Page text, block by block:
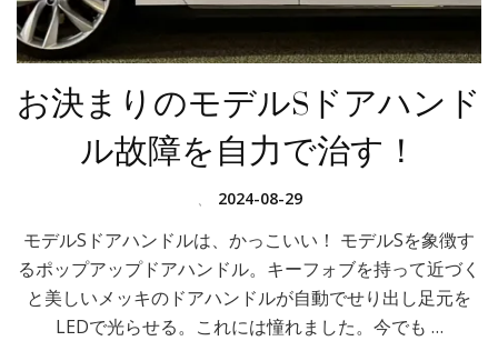
お決まりのモデルSドアハンド
ル故障を自力で治す！
、 2024-08-29
モデルSドアハンドルは、かっこいい！ モデルSを象徴す
るポップアップドアハンドル。キーフォブを持って近づく
と美しいメッキのドアハンドルが自動でせり出し足元を
LEDで光らせる。これには憧れました。今でも …